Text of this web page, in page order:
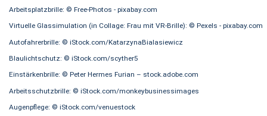
Arbeitsplatzbrille: © Free-Photos - pixabay.com
Virtuelle Glassimulation (in Collage: Frau mit VR-Brille): © Pexels - pixabay.com
Autofahrerbrille: © iStock.com/KatarzynaBialasiewicz
Blaulichtschutz: © iStock.com/scyther5
Einstärkenbrille: © Peter Hermes Furian – stock.adobe.com
Arbeitsschutzbrille: © iStock.com/monkeybusinessimages
Augenpflege: © iStock.com/venuestock